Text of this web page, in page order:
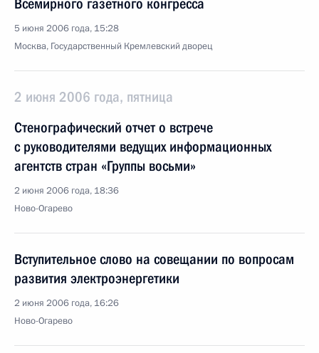
Всемирного газетного конгресса
5 июня 2006 года, 15:28
Москва, Государственный Кремлевский дворец
2 июня 2006 года, пятница
Стенографический отчет о встрече
с руководителями ведущих информационных
агентств стран «Группы восьми»
2 июня 2006 года, 18:36
Ново-Огарево
Вступительное слово на совещании по вопросам
развития электроэнергетики
2 июня 2006 года, 16:26
Ново-Огарево